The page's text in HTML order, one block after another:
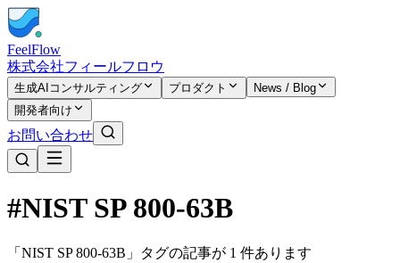
FeelFlow
株式会社フィールフロウ
生成AIコンサルティング プロダクト
News / Blog
開発者向け
お問い合わせ
#NIST SP 800-63B
「NIST SP 800-63B」タグの記事が 1 件あります